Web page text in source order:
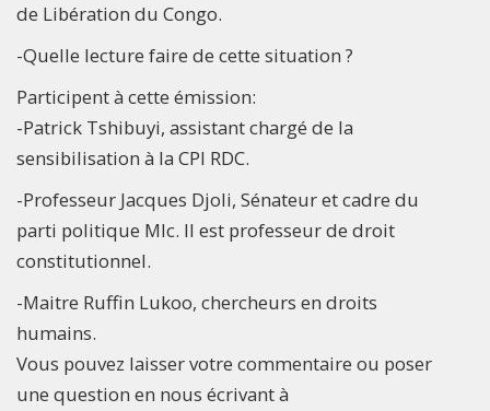
de Libération du Congo.
-Quelle lecture faire de cette situation ?
Participent à cette émission:
-Patrick Tshibuyi, assistant chargé de la
sensibilisation à la CPI RDC.
-Professeur Jacques Djoli, Sénateur et cadre du
parti politique Mlc. Il est professeur de droit
constitutionnel.
-Maitre Ruffin Lukoo, chercheurs en droits
humains.
Vous pouvez laisser votre commentaire ou poser
une question en nous écrivant à